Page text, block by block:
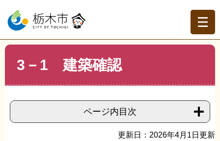
ー
の
先
ニ
ー
を
トップページ >組織でさがす >建築指導課
3－1 建築確認
ページ内目次
更新日：2026年4月1日更新